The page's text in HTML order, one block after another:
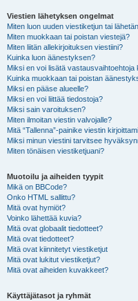
Viestien lähetyksen ongelmat
Miten luon uuden viestiketjun tai
Miten muokkaan tai poistan viestejä?
Miten liitän allekirjoituksen viestiini?
Kuinka luon äänestyksen?
Miksi en voi lisätä vastausvaihtoehtoja
Kuinka muokkaan tai poistan
Miksi en pääse alueelle?
Miksi en voi liittää tiedostoja?
Miksi sain varoituksen?
Miten ilmoitan viestin valvojalle?
Mitä “Tallenna”-painike viestin
Miksi minun viestini tarvitsee
Miten tönäisen viestiketjuani?
Muotoilu ja aiheiden tyypit
Mikä on BBCode?
Onko HTML sallittu?
Mitä ovat hymiöt?
Voinko lähettää kuvia?
Mitä ovat globaalit tiedotteet?
Mitä ovat tiedotteet?
Mitä ovat kiinnitetyt viestiketjut
Mitä ovat lukitut viestiketjut?
Mitä ovat aiheiden kuvakkeet?
Käyttäjätasot ja ryhmät